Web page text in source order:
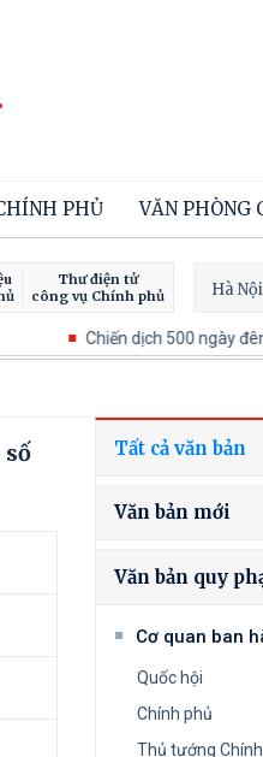
PHỦ VĂN PHÒNG
Thư điện tử
công vụ Chính phủ
Hà Nội
Chiến dịch 500 ngày đêm tìm
số Tất cả văn bản
Văn bản mới
Văn bản quy
Cơ quan ban
Quốc hội
Chính phủ
Thủ tướng